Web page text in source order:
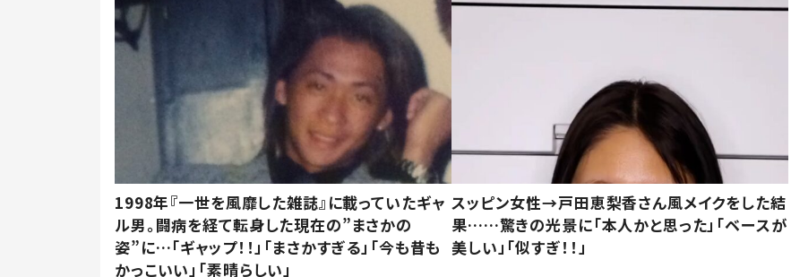
1998年『一世を風靡した雑誌』に載っていたギャ
ル男。闘病を経て転身した現在の”まさかの
姿”に…「ギャップ！！」「まさかすぎる」「今も昔も
かっこいい」「素晴らしい」
スッピン女性→戸田恵梨香さん風メイクをした結
果……驚きの光景に「本人かと思った」「ベースが
美しい」「似すぎ！！」